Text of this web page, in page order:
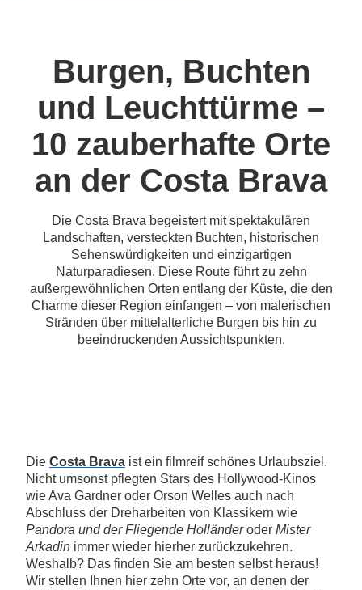
Burgen, Buchten
und Leuchttürme –
10 zauberhafte Orte
an der Costa Brava
Die Costa Brava begeistert mit spektakulären
Landschaften, versteckten Buchten, historischen
Sehenswürdigkeiten und einzigartigen
Naturparadiesen. Diese Route führt zu zehn
außergewöhnlichen Orten entlang der Küste, die den
Charme dieser Region einfangen – von malerischen
Stränden über mittelalterliche Burgen bis hin zu
beeindruckenden Aussichtspunkten.
Die Costa Brava ist ein filmreif schönes Urlaubsziel.
Nicht umsonst pflegten Stars des Hollywood-Kinos
wie Ava Gardner oder Orson Welles auch nach
Abschluss der Dreharbeiten von Klassikern wie
Pandora und der Fliegende Holländeroder Mister
Arkadin immer wieder hierher zurückzukehren.
Weshalb? Das finden Sie am besten selbst heraus!
Wir stellen Ihnen hier zehn Orte vor, an denen der